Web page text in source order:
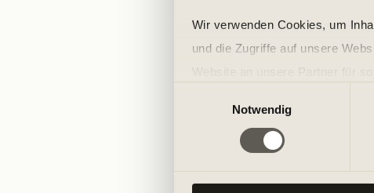
Wir verwenden Cookies, um
und die Zugriffe auf unsere
der Dienste gesammelt haben.
Notwendig